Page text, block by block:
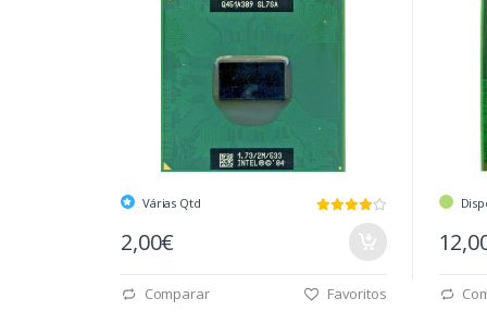
Várias Qtd
2,00€
Comparar Favoritos